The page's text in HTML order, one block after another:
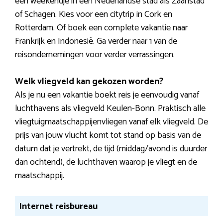
of Schagen. Kies voor een citytrip in Cork en
Rotterdam. Of boek een complete vakantie naar
Frankrijk en Indonesië. Ga verder naar 1 van de
reisondernemingen voor verder verrassingen.
Welk vliegveld kan gekozen worden?
Als je nu een vakantie boekt reis je eenvoudig vanaf
luchthavens als vliegveld Keulen-Bonn. Praktisch alle
vliegtuigmaatschappijenvliegen vanaf elk vliegveld. De
prijs van jouw vlucht komt tot stand op basis van de
datum dat je vertrekt, de tijd (middag/avond is duurder
dan ochtend), de luchthaven waarop je vliegt en de
maatschappij.
Internet reisbureau